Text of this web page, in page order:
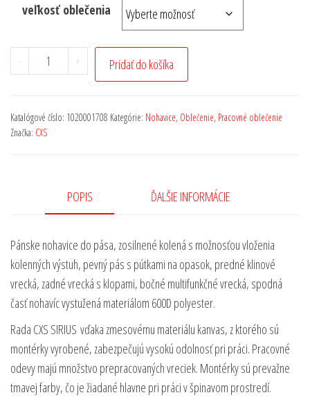
veľkosť oblečenia
- + Pridať do košíka
Katalógové číslo: 1020001708 Kategórie: Nohavice, Oblečenie, Pracovné oblečenie
Značka: CXS
POPIS ĎALŠIE INFORMÁCIE
Pánske nohavice do pása, zosilnené kolená s možnosťou vloženia
kolenných výstuh, pevný pás s pútkami na opasok, predné klinové
vrecká, zadné vrecká s klopami, bočné multifunkčné vrecká, spodná
časť nohavíc vystužená materiálom 600D polyester.
Rada CXS SIRIUS vďaka zmesovému materiálu kanvas, z ktorého sú
montérky vyrobené, zabezpečujú vysokú odolnosť pri práci. Pracovné
odevy majú množstvo prepracovaných vreciek. Montérky sú prevažne
tmavej farby, čo je žiadané hlavne pri práci v špinavom prostredí.